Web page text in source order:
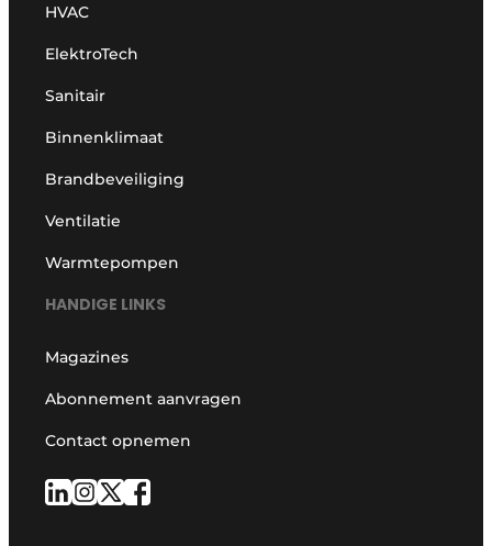
HVAC
ElektroTech
Sanitair
Binnenklimaat
Brandbeveiliging
Ventilatie
Warmtepompen
HANDIGE LINKS
Magazines
Abonnement aanvragen
Contact opnemen